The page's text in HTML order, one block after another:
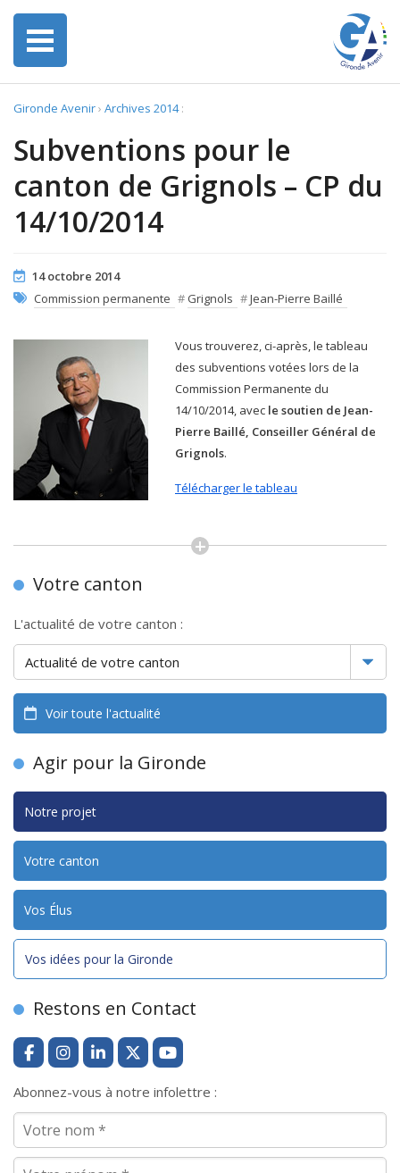
Gironde Avenir› Archives 2014:
Subventions pour le
canton de Grignols – CP du
14/10/2014
14 octobre 2014
Commission permanente # Grignols #Jean-Pierre Baillé
Vous trouverez, ci-après, le tableau
des subventions votées lors de la
Commission Permanente du
14/10/2014, avec le soutien de Jean-
Pierre Baillé, Conseiller Général de
Grignols.
Télécharger le tableau
Votre canton
L'actualité de votre canton :
Voir toute l'actualité
Agir pour la Gironde
Notre projet
Votre canton
Vos Élus
Vos idées pour la Gironde
Restons en Contact
Abonnez-vous à notre infolettre :